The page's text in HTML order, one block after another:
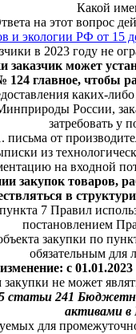
Какой
на этот вопрос
и экологии РФ от 15
в 2023 году не
заказчик может
главное, чтобы
каких-
России,
затребовать у
письма от
из
на входной
закупок товаров,
в
7 Правил
постановлением
закупки по
обязательным для
с
не может
241
активами в
для